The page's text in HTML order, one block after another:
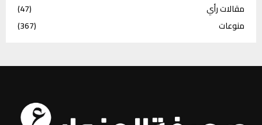
مقالات رأي
(47)
منوعات
(367)